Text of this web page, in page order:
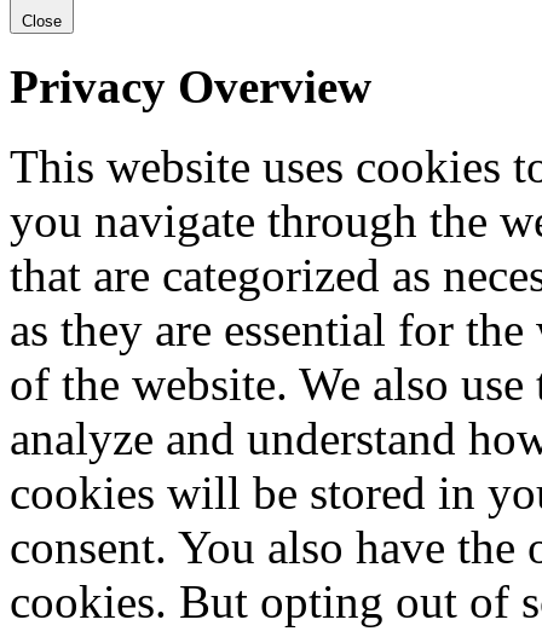
Close
Privacy Overview
This website uses cookies
you navigate through the
that are categorized as
as they are essential for
of the website. We also
analyze and understand
cookies will be stored in
consent. You also have
cookies. But opting out of